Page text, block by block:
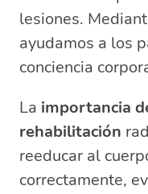
lesiones.
ayudamos a los
conciencia
La importancia
rehabilitación
reeducar al
correctamente,